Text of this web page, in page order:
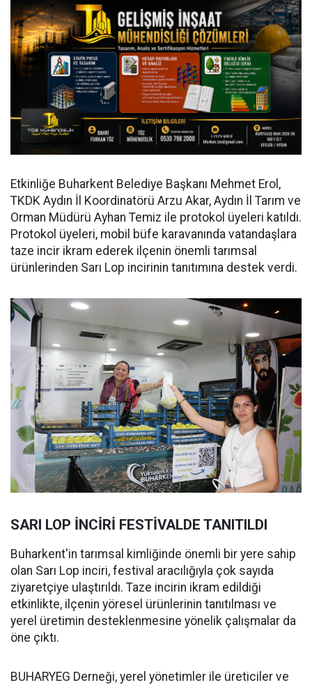
Etkinliğe Buharkent Belediye Başkanı Mehmet Erol,
TKDK Aydın İl Koordinatörü Arzu Akar, Aydın İl Tarım ve
Orman Müdürü Ayhan Temiz ile protokol üyeleri katıldı.
Protokol üyeleri, mobil büfe karavanında vatandaşlara
taze incir ikram ederek ilçenin önemli tarımsal
ürünlerinden Sarı Lop incirinin tanıtımına destek verdi.
SARI LOP İNCİRİ FESTİVALDE TANITILDI
Buharkent'in tarımsal kimliğinde önemli bir yere sahip
olan Sarı Lop inciri, festival aracılığıyla çok sayıda
ziyaretçiye ulaştırıldı. Taze incirin ikram edildiği
etkinlikte, ilçenin yöresel ürünlerinin tanıtılması ve
yerel üretimin desteklenmesine yönelik çalışmalar da
öne çıktı.
BUHARYEG Derneği, yerel yönetimler ile üreticiler ve